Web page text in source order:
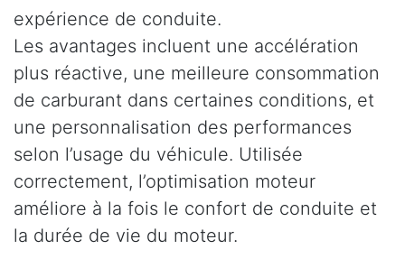
expérience de conduite.
Les avantages incluent une accélération
plus réactive, une meilleure consommation
de carburant dans certaines conditions, et
une personnalisation des performances
selon l’usage du véhicule. Utilisée
correctement, l’optimisation moteur
améliore à la fois le confort de conduite et
la durée de vie du moteur.